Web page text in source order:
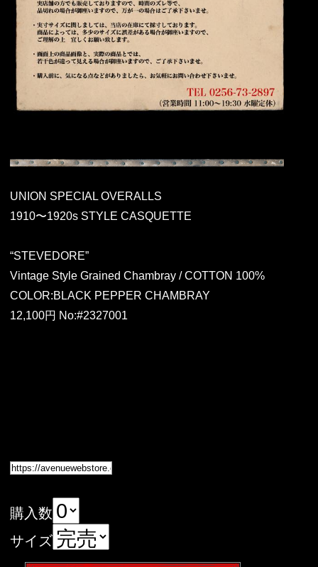
UNION SPECIAL OVERALLS
1910〜1920s STYLE CASQUETTE
“STEVEDORE”
Vintage Style Grained Chambray / COTTON 100%
COLOR:BLACK PEPPER CHAMBRAY
12,100円 No:#2327001
購入数
サイズ